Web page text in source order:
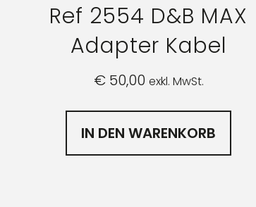
Ref 2554 D&B MAX
Adapter Kabel
€50,00 exkl. MwSt.
IN DEN WARENKORB